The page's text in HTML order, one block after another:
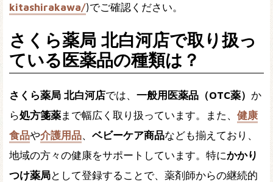
kitashirakawa/)でご確認ください。
さくら薬局 北白河店で取り扱っ
ている医薬品の種類は？
さくら薬局 北白河店では、 一般用医薬品（OTC薬） か
ら処方箋薬まで幅広く取り扱っています。また、 健康
食品や介護用品、 ベビーケア商品なども揃えており、
地域の方々の健康をサポートしています。特にかかり
つけ薬局として登録することで、薬剤師からの継続的